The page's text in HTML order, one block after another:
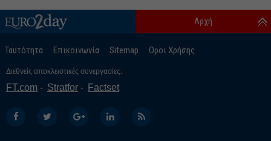
Ταυτότητα Επικοινωνία Sitemap Οροι Χρήσης
Αρχή
Διεθνείς αποκλειστικές συνεργασίες:
FT.com Stratfor Factset